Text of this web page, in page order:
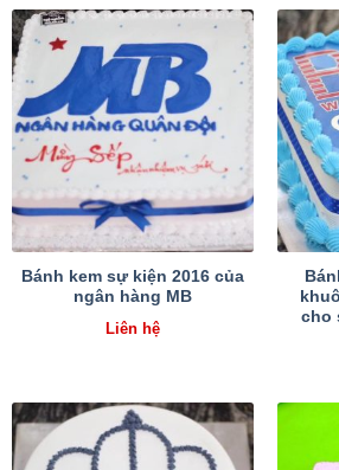
Bánh kem sự kiện 2016 của
ngân hàng MB
Liên hệ
cho